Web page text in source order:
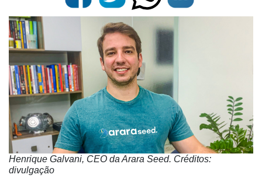
Henrique Galvani, CEO da Arara Seed. Créditos:
divulgação